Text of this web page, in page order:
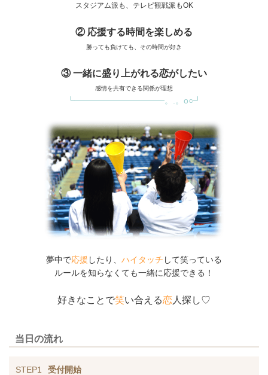
スタジアム派も、テレビ観戦派もOK
② 応援する時間を楽しめる
勝っても負けても、その時間が好き
③ 一緒に盛り上がれる恋がしたい
感情を共有できる関係が理想
┗───────────────。.。o○┛
夢中で応援 したり、 ハイタッチ して笑っている
ルールを知らなくても一緒に応援できる！
好きなことで笑い合える恋 人探し♡
当日の流れ
STEP1 受付開始